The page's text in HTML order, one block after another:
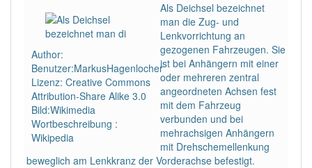
Das Wort wird häufig verwendet im Bereich
Holzverarbeitung
98% unserer Spielapp-Nutzer haben den Artikel
korrekt erraten.
Author:
Benutzer:MarkusHagenlocher
Lizenz: Creative Commons
Attribution-Share Alike 3.0
Bild:Wikimedia
Wortbeschreibung :
Wikipedia
Als Deichsel bezeichnet
man die Zug- und
Lenkvorrichtung an
gezogenen Fahrzeugen. Sie
ist bei Anhängern mit einer
oder mehreren zentral
angeordneten Achsen fest
mit dem Fahrzeug
verbunden und bei
mehrachsigen Anhängern
mit Drehschemellenkung
beweglich am Lenkkranz der Vorderachse befestigt.